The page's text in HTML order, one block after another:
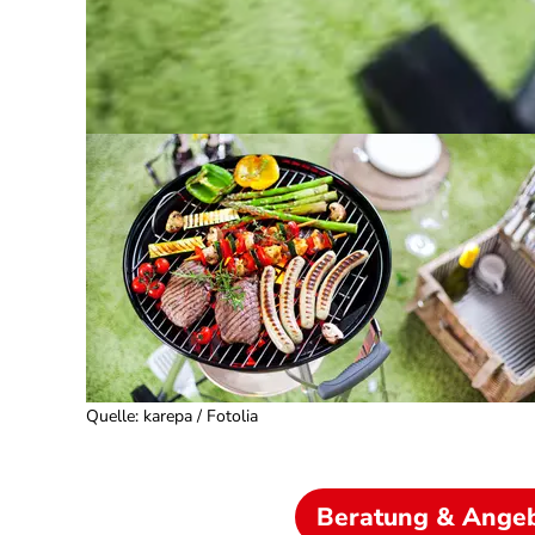
Quelle: karepa / Fotolia
Beratung &